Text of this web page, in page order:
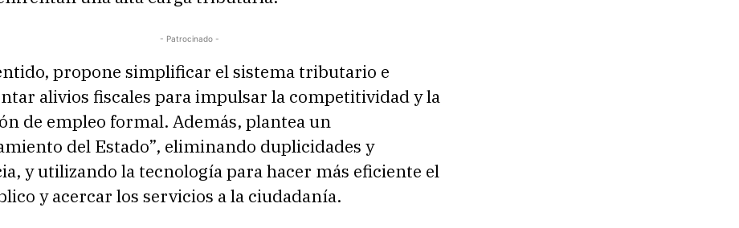
- Patrocinado -
propone simplificar el sistema tributario e
alivios fiscales para impulsar la competitividad y la
de empleo formal. Además, plantea un
del Estado”, eliminando duplicidades y
y utilizando la tecnología para hacer más eficiente el
y acercar los servicios a la ciudadanía.